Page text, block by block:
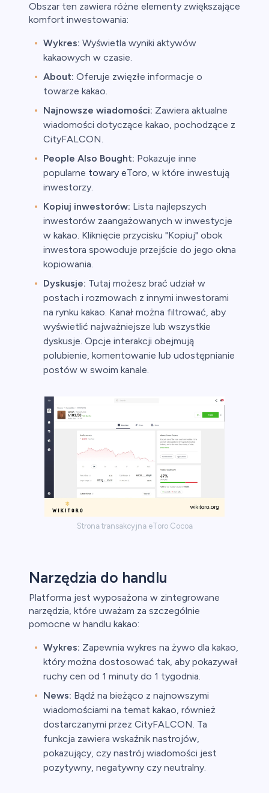
Obszar ten zawiera różne elementy zwiększające
komfort inwestowania:
Wykres: Wyświetla wyniki aktywów
kakaowych w czasie.
About: Oferuje zwięzłe informacje o
towarze kakao.
Najnowsze wiadomości: Zawiera aktualne
wiadomości dotyczące kakao, pochodzące z
CityFALCON.
People Also Bought: Pokazuje inne
popularne towary eToro, w które inwestują
inwestorzy.
Kopiuj inwestorów: Lista najlepszych
inwestorów zaangażowanych w inwestycje
w kakao. Kliknięcie przycisku "Kopiuj" obok
inwestora spowoduje przejście do jego okna
kopiowania.
Dyskusje: Tutaj możesz brać udział w
postach i rozmowach z innymi inwestorami
na rynku kakao. Kanał można filtrować, aby
wyświetlić najważniejsze lub wszystkie
dyskusje. Opcje interakcji obejmują
polubienie, komentowanie lub udostępnianie
postów w swoim kanale.
Strona transakcyjna eToro Cocoa
Narzędzia do handlu
Platforma jest wyposażona w zintegrowane
narzędzia, które uważam za szczególnie
pomocne w handlu kakao:
Wykres: Zapewnia wykres na żywo dla kakao,
który można dostosować tak, aby pokazywał
ruchy cen od 1 minuty do 1 tygodnia.
News: Bądź na bieżąco z najnowszymi
wiadomościami na temat kakao, również
dostarczanymi przez CityFALCON. Ta
funkcja zawiera wskaźnik nastrojów,
pokazujący, czy nastrój wiadomości jest
pozytywny, negatywny czy neutralny.